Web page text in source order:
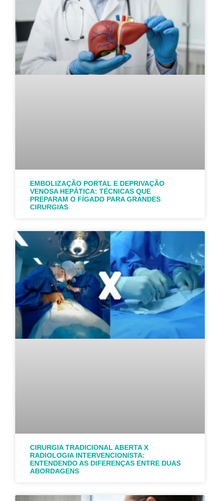
EMBOLIZAÇÃO PORTAL E DEPRIVAÇÃO
VENOSA HEPÁTICA: TÉCNICAS QUE
PREPARAM O FÍGADO PARA GRANDES
CIRURGIAS
CIRURGIA TRADICIONAL ABERTA X
RADIOLOGIA INTERVENCIONISTA:
ENTENDENDO AS DIFERENÇAS ENTRE DUAS
ABORDAGENS